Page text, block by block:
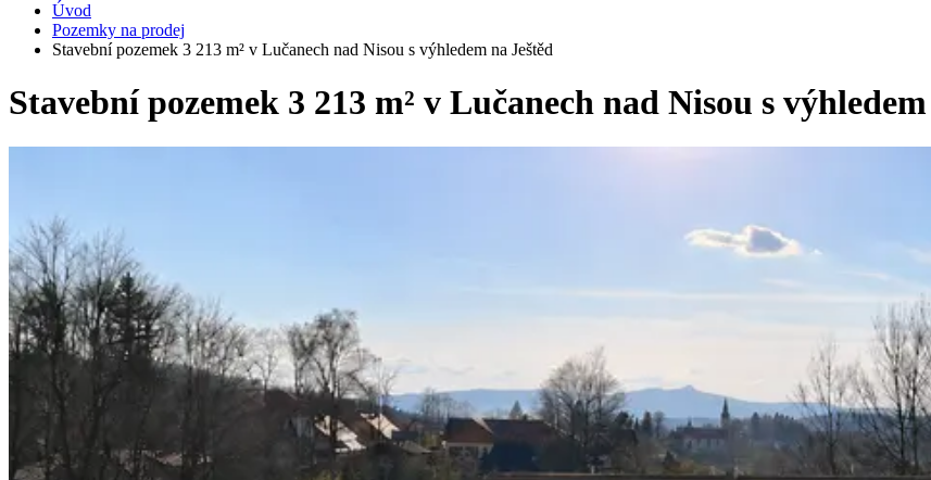
Úvod
Pozemky na prodej
Stavební pozemek 3 213 m² v Lučanech nad Nisou s výhledem na Ještěd
Stavební pozemek 3 213 m² v Lučanech nad Nisou s